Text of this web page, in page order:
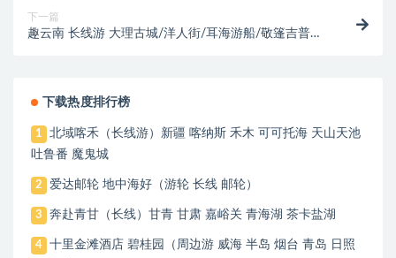
下一篇
趣云南 长线游 大理古城/洋人街/耳海游船/敬篷吉普车
下载热度排行榜
1
北域喀禾（长线游）新疆 喀纳斯 禾木 可可托海 天山天池
吐鲁番 魔鬼城
2 爱达邮轮 地中海好（游轮 长线 邮轮）
3 奔赴青甘（长线）甘青 甘肃 嘉峪关 青海湖 茶卡盐湖
4
十里金滩酒店 碧桂园（周边游 威海 半岛 烟台 青岛 日照